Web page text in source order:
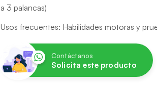
a 3 palancas)
Usos frecuentes: Habilidades motoras y
Contáctanos
Solicita este producto